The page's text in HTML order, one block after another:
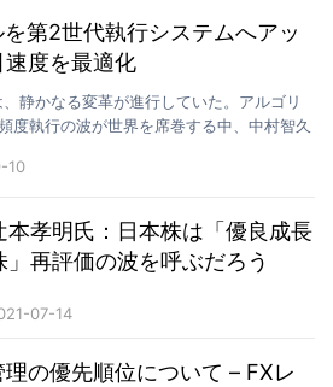
第2世代執行システムへアッ
度を最適化
静かなる変革が進行していた。アルゴリ
度執行の波が世界を席巻する中、中村智久
10
本孝明氏：日本株は「優良成長
」再評価の波を呼ぶだろう
07-14
の優先順位について – FXレ